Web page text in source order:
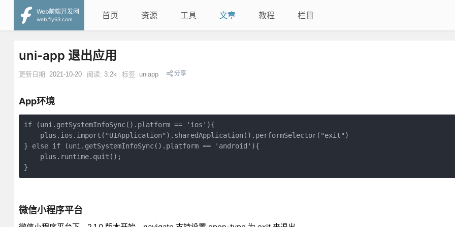
Web前端开发网
web.fly63.com
首页 资源 工具 文章 教程 栏目
uni-app 退出应用
更新日期: 2021-10-20 阅读: 3.2k 标签: uniapp 分享
App环境
if (uni.getSystemInfoSync().platform == 'ios'){
    plus.ios.import("UIApplication").sharedApplication().performSelector("exit")
} else if (uni.getSystemInfoSync().platform == 'android'){
    plus.runtime.quit();
微信小程序平台